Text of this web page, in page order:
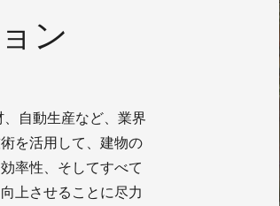
ン
自動生産など、業界
を活用して、建物の
率性、そしてすべて
上させることに尽力